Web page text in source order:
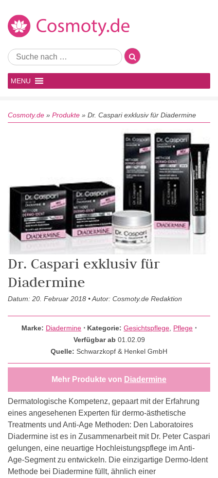
MENU
Cosmoty.de » Produkte » Dr. Caspari exklusiv für Diadermine
Dr. Caspari exklusiv für
Diadermine
Datum: 20. Februar 2018 • Autor: Cosmoty.de Redaktion
Marke: Diadermine ⋅ Kategorie: Gesichtspflege Pflege ⋅
Verfügbar ab 01.02.09
Quelle: Schwarzkopf & Henkel GmbH
Mehr Produkte von Diadermine
Dermatologische Kompetenz, gepaart mit der Erfahrung
eines angesehenen Experten für dermo-ästhetische
Treatments und Anti-Age Methoden: Den Laboratoires
Diadermine ist es in Zusammenarbeit mit Dr. Peter Caspari
gelungen, eine neuartige Hochleistungspflege im Anti-
Age-Segment zu entwickeln. Die einzigartige Dermo-Ident
Methode bei Diadermine füllt, ähnlich einer